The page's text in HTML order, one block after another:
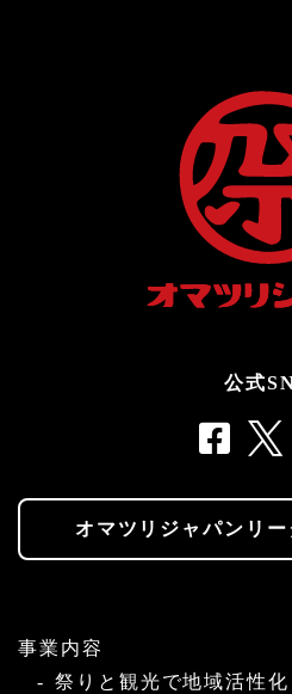
公式
オマツリジャパンリ
事業内容
祭りと観光で地域活性化